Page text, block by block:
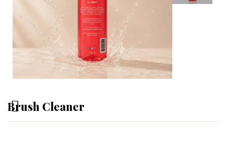
Brush Cleaner